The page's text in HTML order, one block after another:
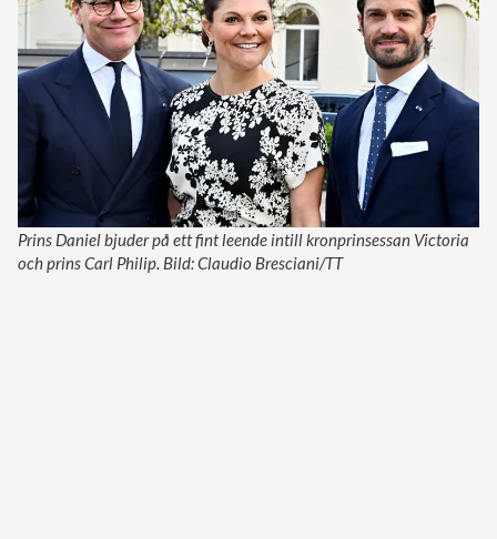
Prins Daniel bjuder på ett fint leende intill kronprinsessan Victoria
och prins Carl Philip. Bild: Claudio Bresciani/TT